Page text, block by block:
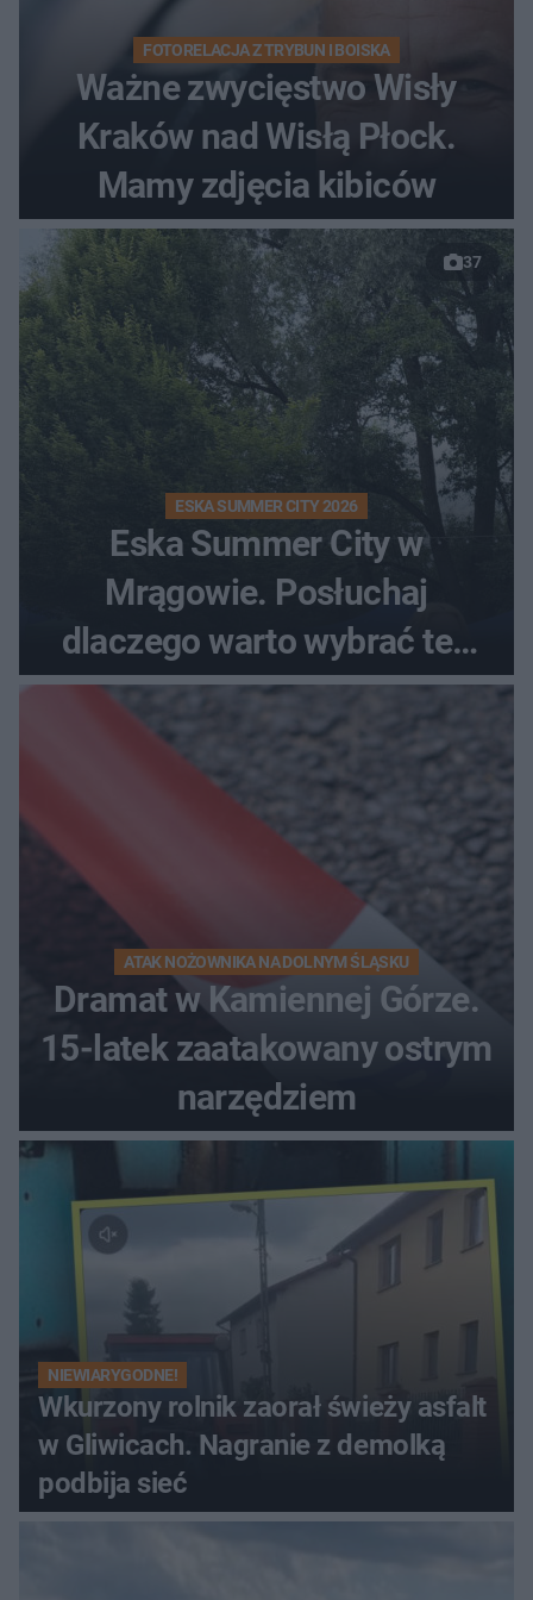
FOTORELACJA Z TRYBUN I BOISKA
Ważne zwycięstwo Wisły
Kraków nad Wisłą Płock.
Mamy zdjęcia kibiców
37
ESKA SUMMER CITY 2026
Eska Summer City w
Mrągowie. Posłuchaj
dlaczego warto wybrać ten
kierunek na urlop!
ATAK NOŻOWNIKA NA DOLNYM ŚLĄSKU
Dramat w Kamiennej Górze.
15-latek zaatakowany ostrym
narzędziem
NIEWIARYGODNE!
Wkurzony rolnik zaorał świeży asfalt
w Gliwicach. Nagranie z demolką
podbija sieć